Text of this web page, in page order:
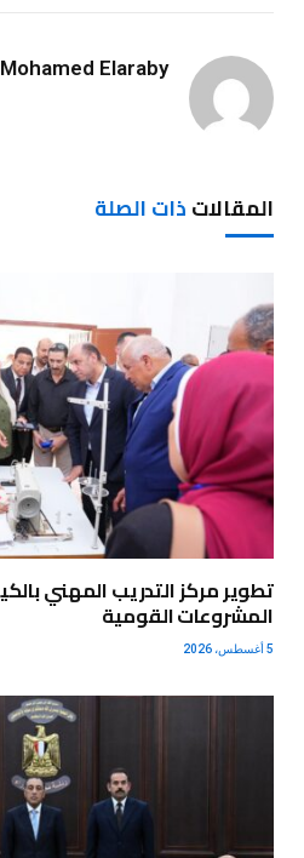
Mohamed Elaraby
المقالاتذات الصلة
المشروعات القومية
5 أغسطس، 2026